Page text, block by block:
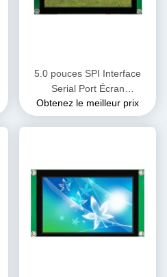
5.0 pouces SPI Interface
Serial Port Écran
800*RGB*480 400cd/m2
Modules LCD TFT avec CTP
Obtenez le meilleur prix